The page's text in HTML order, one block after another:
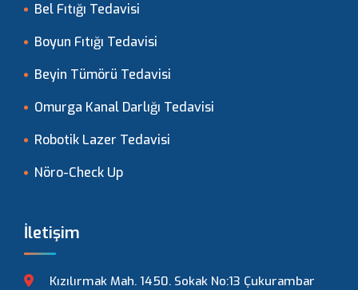
Bel Fıtığı Tedavisi
Boyun Fıtığı Tedavisi
Beyin Tümörü Tedavisi
Omurga Kanal Darlığı Tedavisi
Robotik Lazer Tedavisi
Nöro-Check Up
İletişim
Kızılırmak Mah. 1450. Sokak No:13 Çukurambar